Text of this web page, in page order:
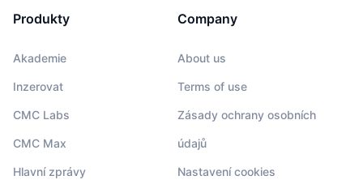
Produkty
Akademie
Inzerovat
CMC Labs
CMC Max
Hlavní zprávy
Company
About us
Terms of use
Zásady ochrany osobních
údajů
Nastavení cookies